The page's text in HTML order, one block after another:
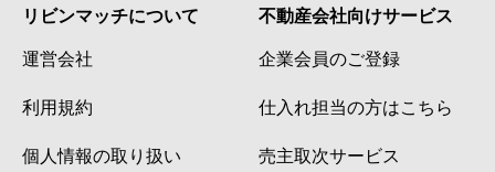
リビンマッチについて
運営会社
利用規約
個人情報の取り扱い
不動産会社向けサービス
企業会員のご登録
仕入れ担当の方はこちら
売主取次サービス